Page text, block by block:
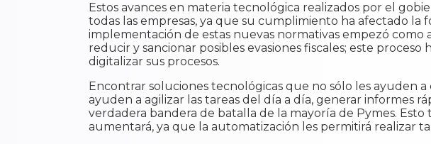
Estos avances en materia tecnológica realizados por el
todas las empresas, ya que su cumplimiento ha afectado la
implementación de estas nuevas normativas empezó
reducir y sancionar posibles evasiones fiscales; este
digitalizar sus procesos.
Encontrar soluciones tecnológicas que no sólo les ayuden
ayuden a agilizar las tareas del día a día, generar informes
verdadera bandera de batalla de la mayoría de Pymes.
aumentará, ya que la automatización les permitirá realizar